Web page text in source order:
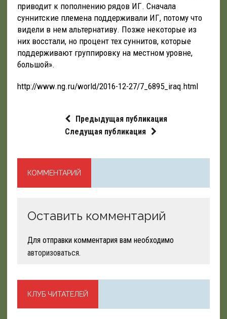
приводит к пополнению рядов ИГ. Сначала
суннитские племена поддерживали ИГ, потому что
видели в нем альтернативу. Позже некоторые из
них восстали, но процент тех суннитов, которые
поддерживают группировку на местном уровне,
большой».
http://www.ng.ru/world/2016-12-27/7_6895_iraq.html
Предыдущая публикация
Следущая публикация
КОММЕНТАРИЙ
Оставить комментарий
Для отправки комментария вам необходимо
авторизоваться.
КЛУБ ЧИТАТЕЛЕЙ